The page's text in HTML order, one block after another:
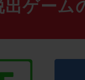
ゲーム